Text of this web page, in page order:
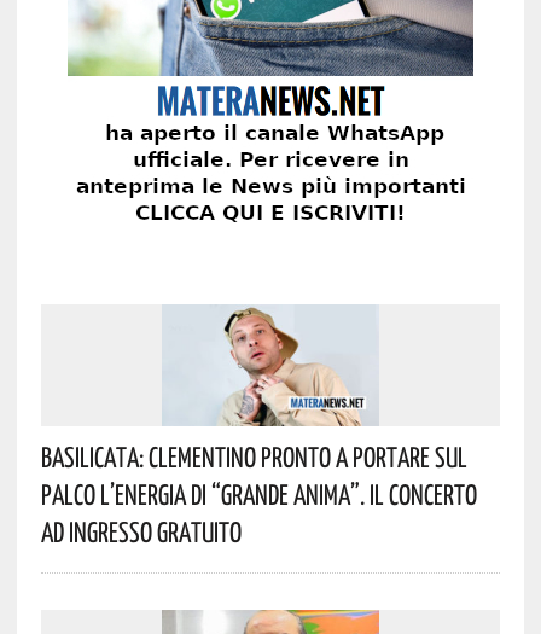
Basilicata: Clementino Pronto A Portare Sul
Palco L’energia Di “Grande Anima”. Il Concerto
Ad Ingresso Gratuito